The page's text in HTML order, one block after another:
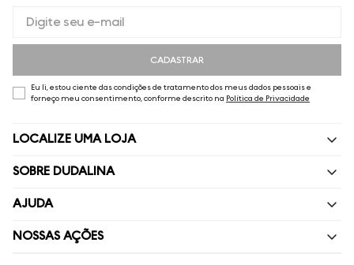
CADASTRAR
Eu li, estou ciente das condições de tratamento dos meus dados pessoais e
forneço meu consentimento, conforme descrito na Política de Privacidade
LOCALIZE UMA LOJA
SOBRE DUDALINA
Quem Somos
Nossas Lojas
AJUDA
Perguntas Frequentes
NOSSAS AÇÕES